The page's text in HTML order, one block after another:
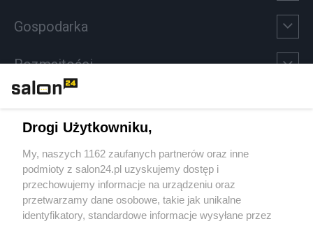
Gospodarka
Rozmaitości
Sport
Społeczeństwo
Kultura
Drogi Użytkowniku,
My, naszych 1162 zaufanych partnerów oraz inne
podmioty z salon24.pl uzyskujemy dostęp i
przechowujemy informacje na urządzeniu oraz
przetwarzamy dane osobowe, takie jak unikalne
identyfikatory, standardowe informacje wysyłane przez